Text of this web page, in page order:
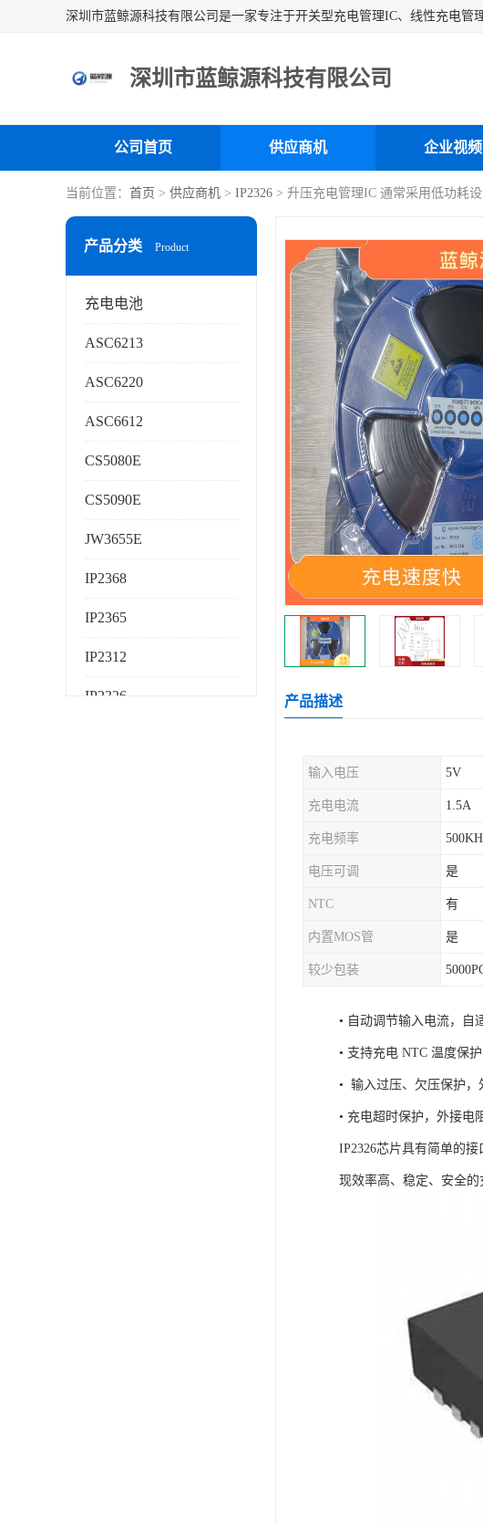
深圳市蓝鲸源科技有限公司
公司首页 供应商机 企业视频
当前位置： 首页 > 供应商机 > IP2326 > 升压充电管理IC 通常采用低功耗
产品分类 Product
充电电池
ASC6213
ASC6220
ASC6612
CS5080E
CS5090E
JW3655E
IP2368
IP2365
IP2312
IP2326 产品描述
输入电压 5V
充电电流 1.5A
充电频率
电压可调 是
NTC 有
内置MOS管 是
较少包装
• 自动调节输入电流，自
• 支持充电 NTC 温度保护
• 输入过压、欠压保护，
• 充电超时保护，外接电
IP2326芯片具有简单的
现效率高、稳定、安全的